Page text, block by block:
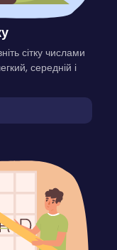
сітку числами
середній і